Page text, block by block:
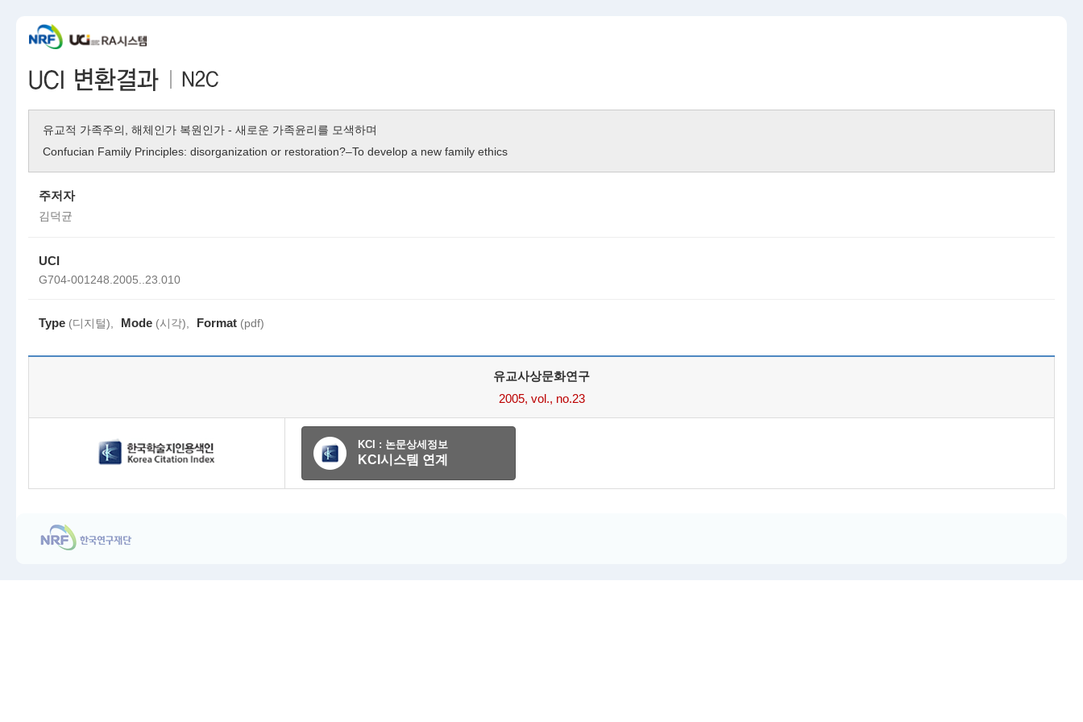
유교적 가족주의, 해체인가 복원인가 - 새로운 가족윤리를 모색하며
Confucian Family Principles: disorganization or restoration?–To develop a new family ethics
주저자
김덕균
UCI
G704-001248.2005..23.010
Type (디지털), Mode (시각), Format (pdf)
유교사상문화연구
2005, vol., no.23
KCI : 논문상세정보
KCI시스템 연계